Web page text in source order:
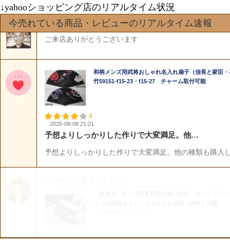
↓yahooショッピング店のリアルタイム状況